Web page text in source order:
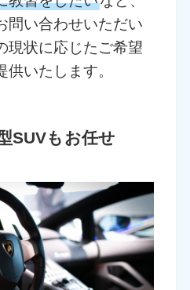
問い合わせいただい
現状に応じたご希望
いたします。
SUVもお任せ